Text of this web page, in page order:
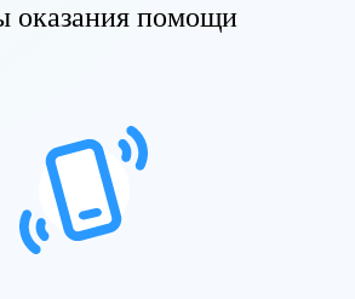
оказания помощи